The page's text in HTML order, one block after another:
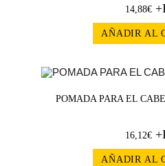
14,88€
AÑADIR AL
POMADA PARA EL
16,12€
AÑADIR AL